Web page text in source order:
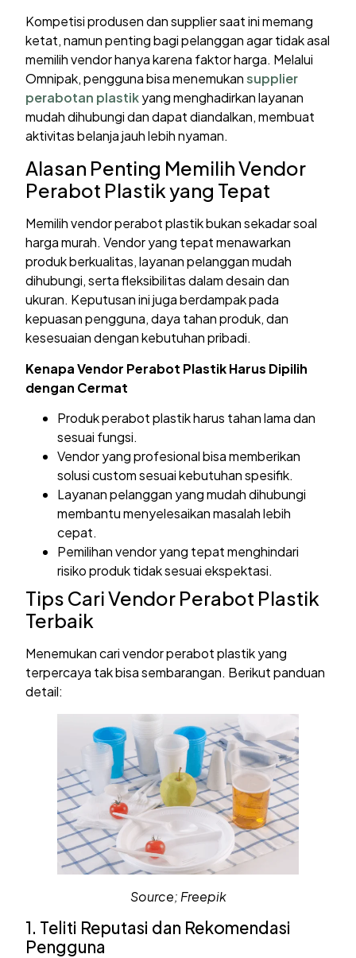
Kompetisi produsen dan supplier saat ini memang
ketat, namun penting bagi pelanggan agar tidak asal
memilih vendor hanya karena faktor harga. Melalui
Omnipak, pengguna bisa menemukansupplier
perabotan plastikyang menghadirkan layanan
mudah dihubungi dan dapat diandalkan, membuat
aktivitas belanja jauh lebih nyaman.
Alasan Penting Memilih Vendor
Perabot Plastik yang Tepat
Memilih vendor perabot plastik bukan sekadar soal
harga murah. Vendor yang tepat menawarkan
produk berkualitas, layanan pelanggan mudah
dihubungi, serta fleksibilitas dalam desain dan
ukuran. Keputusan ini juga berdampak pada
kepuasan pengguna, daya tahan produk, dan
kesesuaian dengan kebutuhan pribadi.
Kenapa Vendor Perabot Plastik Harus Dipilih
dengan Cermat
Produk perabot plastik harus tahan lama dan
sesuai fungsi.
Vendor yang profesional bisa memberikan
solusi custom sesuai kebutuhan spesifik.
Layanan pelanggan yang mudah dihubungi
membantu menyelesaikan masalah lebih
cepat.
Pemilihan vendor yang tepat menghindari
risiko produk tidak sesuai ekspektasi.
Tips Cari Vendor Perabot Plastik
Terbaik
Menemukan cari vendor perabot plastik yang
terpercaya tak bisa sembarangan. Berikut panduan
detail:
Source; Freepik
1. Teliti Reputasi dan Rekomendasi
Pengguna